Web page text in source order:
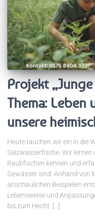
Projekt
Thema: Leben
unsere
Heute tauchen wir ein in die
Salzwasserfische. Wir lernen
Raubfischen kennen und
Gewässer sind. Anhand von
anschaulichen Beispielen
Lebensweise und
bis zum Hecht. […]